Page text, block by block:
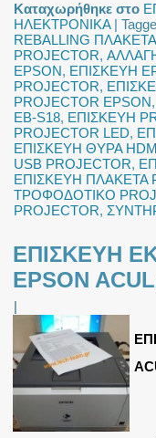
Καταχωρήθηκε στο
ΗΛΕΚΤΡΟΝΙΚΑ|
REBALLING
PROJECTOR,
EPSON, ΕΠΙΣΚΕΥΗ
PROJECTOR,
PROJECTOR EPSON,
EB-S18, ΕΠΙΣΚΕΥΗ
PROJECTOR LED,
ΕΠΙΣΚΕΥΗ ΘΥΡΑ
USB PROJECTOR,
ΕΠΙΣΚΕΥΗ ΠΛΑΚΕΤΑ
ΤΡΟΦΟΔΟΤΙΚΟ
PROJECTOR,
ΕΠΙΣΚΕΥΗ
EPSON
|